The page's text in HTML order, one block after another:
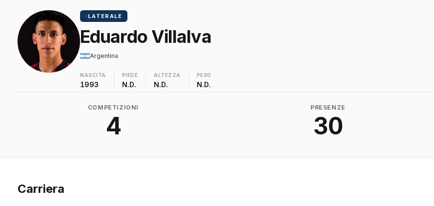
LATERALE
Eduardo Villalva
Argentina
NASCITA
1993
PIEDE
N.D.
ALTEZZA
N.D.
PESO
N.D.
COMPETIZIONI
4
PRESENZE
30
Carriera